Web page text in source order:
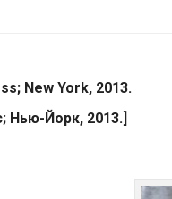
New York, 2013.
Нью-Йорк, 2013.]